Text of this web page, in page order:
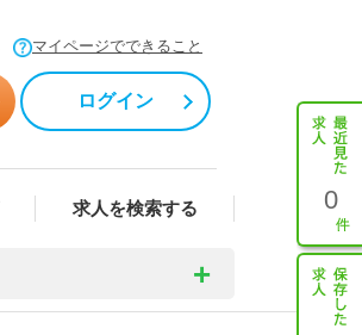
マイページでできること
ログイン
求人を検索する 0